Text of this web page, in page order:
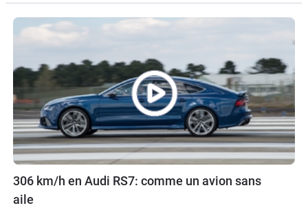
306 km/h en Audi RS7: comme un avion sans
aile